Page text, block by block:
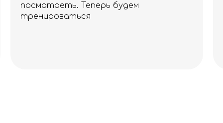
посмотреть. Теперь будем
тренироваться